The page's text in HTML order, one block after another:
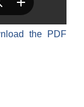
the PDF